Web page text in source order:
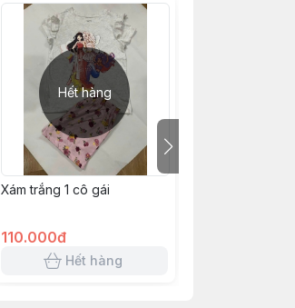
Hết hàng
Xám trắng 1 cô gái
110.000đ
Hết hàng